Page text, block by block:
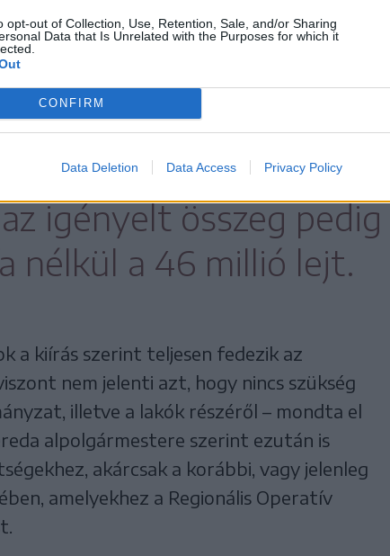
opt-out of Collection, Use, Retention, Sale, and/or Sharing
Data that Is Unrelated with the Purposes for which it
CONFIRM
Data Deletion Data Access Privacy Policy
1., a Lendület sétány 2–4., a Decemberi
tér 2. számok alatti társasházak külső
a finanszírozásról szóló döntést.
létrehozása
igényelt összeg pedig
nélkül a 46 millió lejt.
a kiírás szerint teljesen fedezik az
nem jelenti azt, hogy nincs szükség
illetve a lakók részéről – mondta el
alpolgármestere szerint ezután is
akárcsak a korábbi, vagy jelenleg
amelyekhez a Regionális Operatív